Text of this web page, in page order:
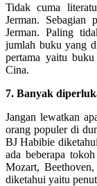
Tidak cuma
Jerman. Sebagian
Jerman. Paling
jumlah buku yang
pertama yaitu
Cina.
7. Banyak
Jangan lewatkan
orang populer di
BJ Habibie
ada beberapa
Mozart,
diketahui yaitu